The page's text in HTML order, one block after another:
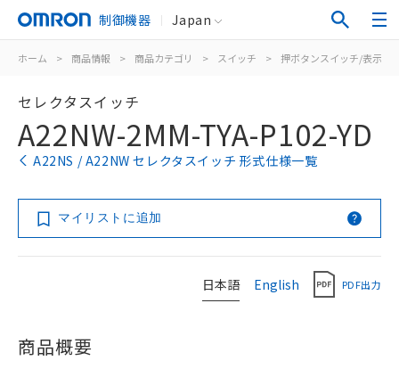
制御機器 Japan
ホーム > 商品情報 > 商品カテゴリ > スイッチ > 押ボタンスイッチ/表示灯
セレクタスイッチ
A22NW-2MM-TYA-P102-YD
A22NS / A22NW セレクタスイッチ 形式仕様一覧
マイリストに追加
日本語 English PDF出力
商品概要